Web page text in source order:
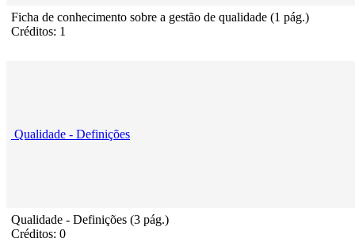
Ficha de conhecimento sobre a gestão de qualidade (1 pág.)
Créditos: 1
Qualidade - Definições
Qualidade - Definições (3 pág.)
Créditos: 0